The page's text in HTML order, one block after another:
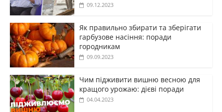
09.12.2023
Як правильно збирати та зберігати
гарбузове насіння: поради
городникам
09.09.2023
Чим підживити вишню весною для
кращого урожаю: дієві поради
04.04.2023